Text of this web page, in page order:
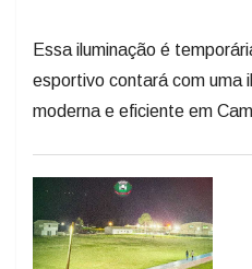
Essa iluminação é
esportivo contará com uma
moderna e eficiente em